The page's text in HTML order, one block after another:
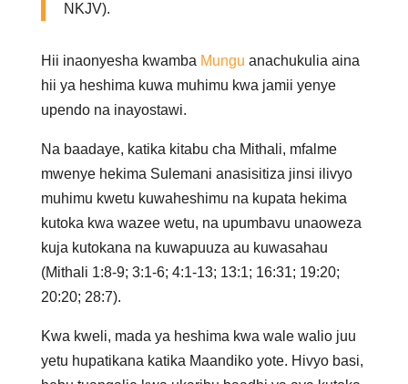
NKJV).
Hii inaonyesha kwamba Mungu anachukulia aina
hii ya heshima kuwa muhimu kwa jamii yenye
upendo na inayostawi.
Na baadaye, katika kitabu cha Mithali, mfalme
mwenye hekima Sulemani anasisitiza jinsi ilivyo
muhimu kwetu kuwaheshimu na kupata hekima
kutoka kwa wazee wetu, na upumbavu unaoweza
kuja kutokana na kuwapuuza au kuwasahau
(Mithali 1:8-9; 3:1-6; 4:1-13; 13:1; 16:31; 19:20;
20:20; 28:7).
Kwa kweli, mada ya heshima kwa wale walio juu
yetu hupatikana katika Maandiko yote. Hivyo basi,